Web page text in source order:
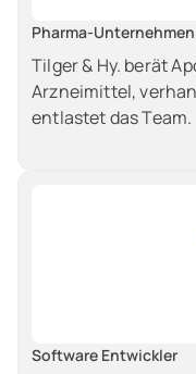
Pharma-Unternehmen
Tilger & Hy. berät
Arzneimittel,
entlastet das Team.
Software Entwickler